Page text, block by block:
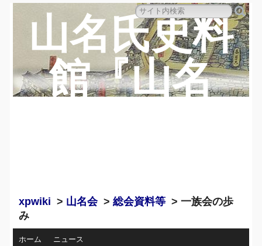
山名氏史料
館『山名
xpwiki > 山名会>総会資料等 > 一族会の歩
み
ホーム ニュース